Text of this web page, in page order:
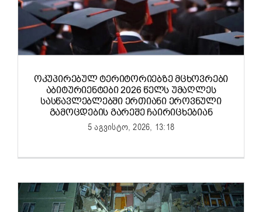
ᲝᲙᲣᲞᲘᲠᲔᲑᲣᲚ ᲢᲔᲠᲘᲢᲝᲠᲘᲔᲑᲖᲔ ᲛᲪᲮᲝᲕᲠᲔᲑᲘ
ᲐᲑᲘᲢᲣᲠᲘᲔᲜᲢᲔᲑᲘ 2026 ᲬᲔᲚᲡ ᲣᲛᲐᲦᲚᲔᲡ
ᲡᲐᲡᲬᲐᲕᲚᲔᲑᲚᲔᲑᲨᲘ ᲔᲠᲗᲘᲐᲜᲘ ᲔᲠᲝᲕᲜᲣᲚᲘ
ᲒᲐᲛᲝᲪᲓᲔᲑᲘᲡ ᲒᲐᲠᲔᲨᲔ ᲩᲐᲘᲠᲘᲪᲮᲔᲑᲘᲐᲜ
5 აგვისტო, 2026, 13:18